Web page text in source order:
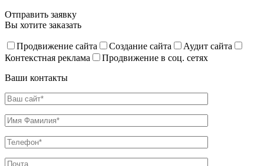
Отправить заявку
Вы хотите заказать
Продвижение сайта Создание сайта
Аудит сайта
Контекстная реклама
Продвижение в соц. сетях
Ваши контакты